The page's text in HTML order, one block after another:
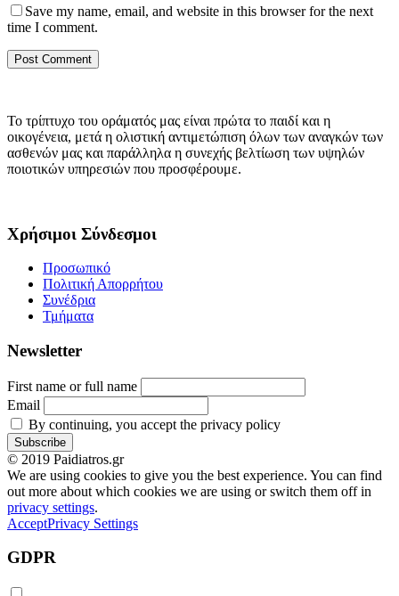
Save my name, email, and website in this browser for the next
time I comment.
Το τρίπτυχο του οράματός μας είναι πρώτα το παιδί και η
οικογένεια, μετά η ολιστική αντιμετώπιση όλων των αναγκών των
ασθενών μας και παράλληλα η συνεχής βελτίωση των υψηλών
ποιοτικών υπηρεσιών που προσφέρουμε.
Χρήσιμοι Σύνδεσμοι
Προσωπικό
Πολιτική Απορρήτου
Συνέδρια
Τμήματα
Newsletter
First name or full name
Email
By continuing, you accept the privacy policy
© 2019 Paidiatros.gr
We are using cookies to give you the best experience. You can find
out more about which cookies we are using or switch them off in
privacy settings.
AcceptPrivacy Settings
GDPR